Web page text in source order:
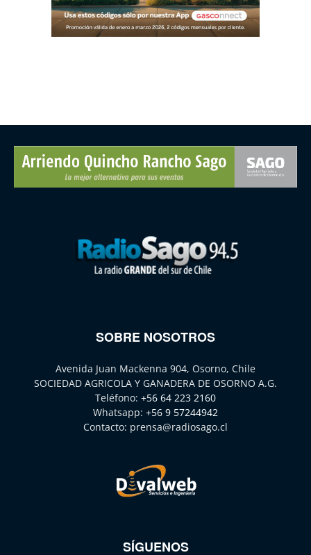
SOBRE NOSOTROS
Avenida Juan Mackenna 904, Osorno, Chile
SOCIEDAD AGRICOLA Y GANADERA DE OSORNO A.G.
Teléfono: +56 64 223 2160
Whatsapp: +56 9 57244942
Contacto: prensa@radiosago.cl
SÍGUENOS